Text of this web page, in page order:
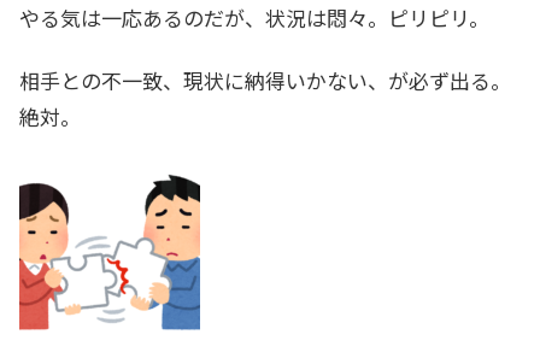
やる気は一応あるのだが、状況は悶々。ピリピリ。
相手との不一致、現状に納得いかない、が必ず出る。
絶対。